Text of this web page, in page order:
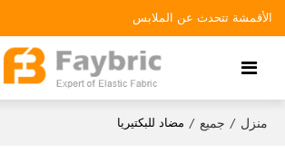
الأقمشة تتحدث عن الملابس
منزل / جميع / مضاد للبكتيريا